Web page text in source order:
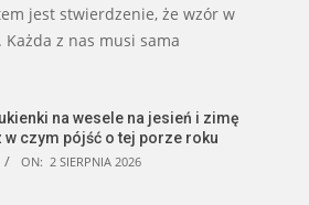
jest stwierdzenie, że wzór w
z nas musi sama
na wesele na jesień i zimę
w czym pójść o tej porze roku
ON: 2 SIERPNIA 2026